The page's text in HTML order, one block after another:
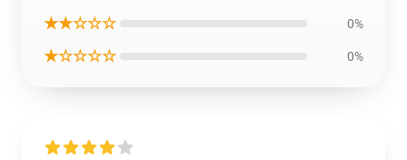
★★☆☆☆ 0%
★☆☆☆☆ 0%